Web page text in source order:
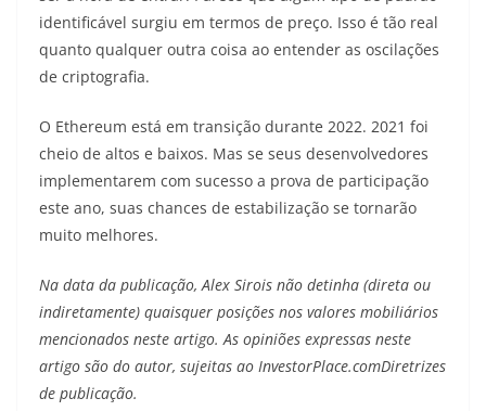
identificável surgiu em termos de preço. Isso é tão real
quanto qualquer outra coisa ao entender as oscilações
de criptografia.
O Ethereum está em transição durante 2022. 2021 foi
cheio de altos e baixos. Mas se seus desenvolvedores
implementarem com sucesso a prova de participação
este ano, suas chances de estabilização se tornarão
muito melhores.
Na data da publicação, Alex Sirois não detinha (direta ou
indiretamente) quaisquer posições nos valores mobiliários
mencionados neste artigo. As opiniões expressas neste
artigo são do autor, sujeitas ao InvestorPlace.comDiretrizes
de publicação.